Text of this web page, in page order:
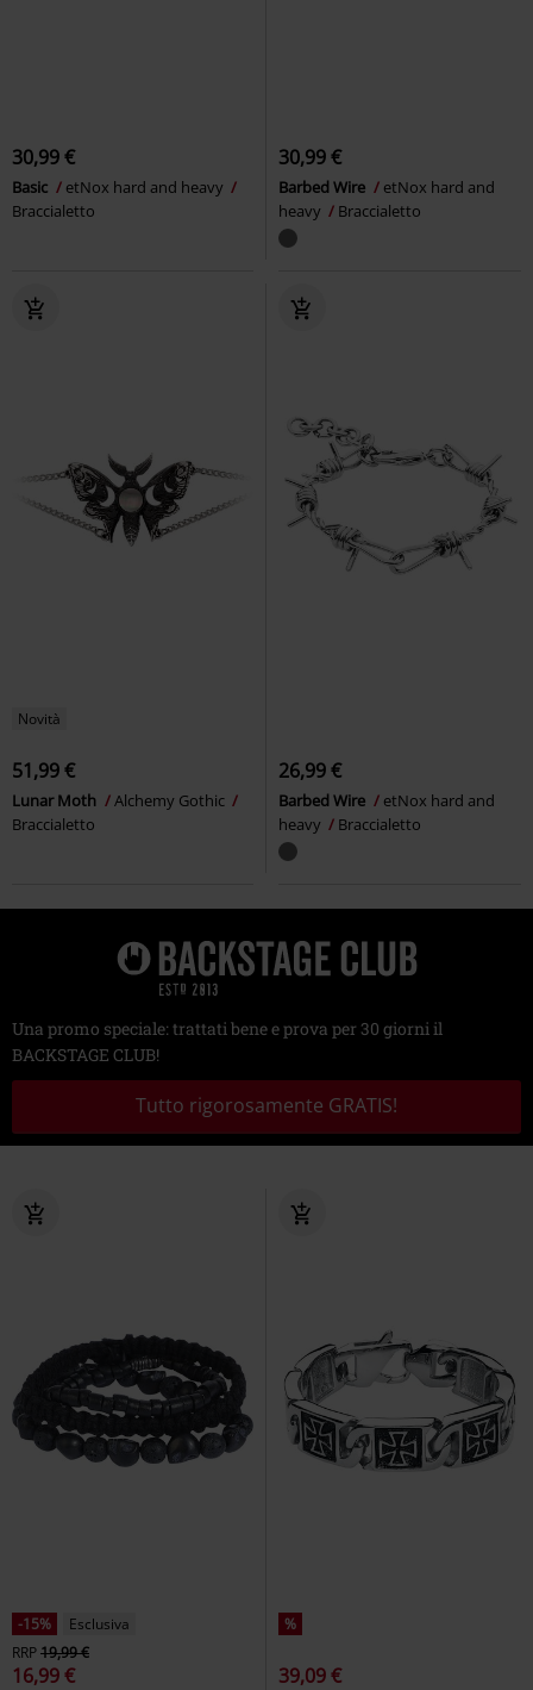
30,99 €
Basic
etNox hard and heavy
Braccialetto
30,99 €
Barbed Wire
etNox hard and
heavy
Braccialetto
Novità
51,99 €
Lunar Moth
Alchemy Gothic
Braccialetto
26,99 €
Barbed Wire
etNox hard and
heavy
Braccialetto
Una promo speciale: trattati bene e prova per 30 giorni il
BACKSTAGE CLUB!
Tutto rigorosamente GRATIS!
-15%
Esclusiva
RRP19,99 €
16,99 €
%
39,09 €